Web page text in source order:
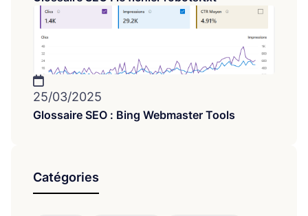
25/03/2025
Glossaire SEO : Bing Webmaster Tools
Catégories